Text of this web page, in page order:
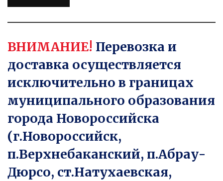
ВНИМАНИЕ! Перевозка и
доставка осуществляется
исключительно в границах
муниципального образования
города Новороссийска
(г.Новороссийск,
п.Верхнебаканский, п.Абрау-
Дюрсо, ст.Натухаевская,